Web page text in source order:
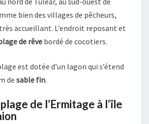
bien des villages de pêcheurs,
accueillant. L’endroit reposant et
de rêve bordé de cocotiers.
est dotée d’un lagon qui s’étend
desable fin.
de l’Ermitage à l’île